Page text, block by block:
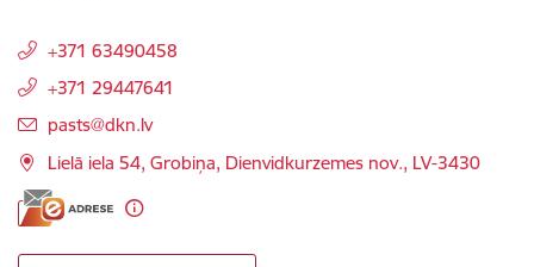
+371 63490458
+371 29447641
E-pasts:
pasts@dkn.lv
Lielā iela 54, Grobiņa, Dienvidkurzemes nov., LV-3430